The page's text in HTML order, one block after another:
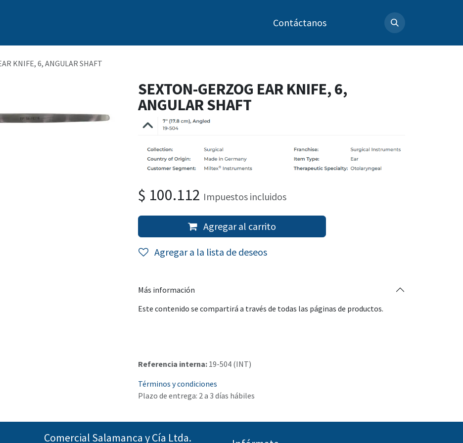
Contáctanos
KNIFE, 6, ANGULAR SHAFT
SEXTON-GERZOG EAR KNIFE, 6,
ANGULAR SHAFT
$ 100.112 Impuestos incluidos
Agregar al carrito
Agregar a la lista de deseos
Más información
Este contenido se compartirá a través de todas las páginas de productos.
Referencia interna: 19-504 (INT)
Términos y condiciones
Plazo de entrega: 2 a 3 días hábiles
Comercial Salamanca y Cía Ltda.